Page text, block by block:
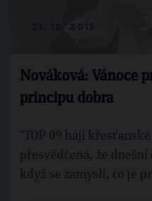
Nováková: Vánoce
principu dobra
"TOP 09 hájí
přesvědčená, že
když se zamyslí, co je